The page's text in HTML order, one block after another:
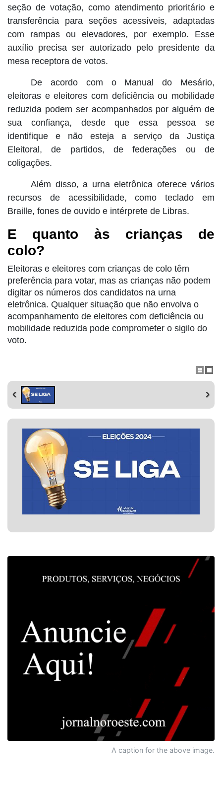
seção de votação, como atendimento prioritário e
transferência para seções acessíveis, adaptadas
com rampas ou elevadores, por exemplo. Esse
auxílio precisa ser autorizado pelo presidente da
mesa receptora de votos.
De acordo com o Manual do Mesário,
eleitoras e eleitores com deficiência ou mobilidade
reduzida podem ser acompanhados por alguém de
sua confiança, desde que essa pessoa se
identifique e não esteja a serviço da Justiça
Eleitoral, de partidos, de federações ou de
coligações.
Além disso, a urna eletrônica oferece vários
recursos de acessibilidade, como teclado em
Braille, fones de ouvido e intérprete de Libras.
E quanto às crianças de
colo?
Eleitoras e eleitores com crianças de colo têm
preferência para votar, mas as crianças não podem
digitar os números dos candidatos na urna
eletrônica. Qualquer situação que não envolva o
acompanhamento de eleitores com deficiência ou
mobilidade reduzida pode comprometer o sigilo do
voto.
A caption for the above image.